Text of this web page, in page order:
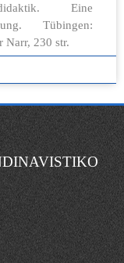
Eine
Tübingen:
Narr, 230 str.